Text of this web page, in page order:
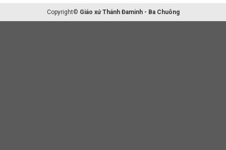
Copyright© Giáo xứ Thánh Đaminh - Ba Chuông